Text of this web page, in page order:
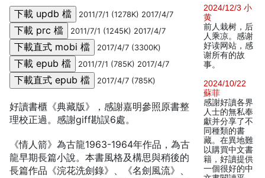
2011/7/1 (1278K) 2017/4/7
2011/7/1 (1245K) 2017/4/7
2017/4/7 (3300K)
2011/7/1 (785K) 2017/4/7
2017/4/7 (785K)
好讀書櫃《典藏版》，感謝嘉明參照原書整
理校正過。感謝giff勘誤6處。
《情人箭》為古龍1963-1964年作品，為古
龍早期長篇小說。本書風格及構思與稍後的
長篇作品《浣花洗劍錄》、《名劍風流》、
2024/12/3 小
黄
前人栽树，后
人乘凉。感谢
好读网站，感
谢所有的故
事。
2024/10/22
蘇菲
感謝好讀各界
人士的無私奉
獻并分享了不
同種類的書
藏。在異地難
以購買中文書
籍，好讀提供
一個很好的中